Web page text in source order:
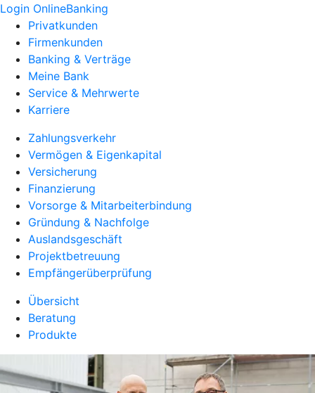
Login OnlineBanking
Privatkunden
Firmenkunden
Banking & Verträge
Meine Bank
Service & Mehrwerte
Karriere
Zahlungsverkehr
Vermögen & Eigenkapital
Versicherung
Finanzierung
Vorsorge & Mitarbeiterbindung
Gründung & Nachfolge
Auslandsgeschäft
Projektbetreuung
Empfängerüberprüfung
Übersicht
Beratung
Produkte